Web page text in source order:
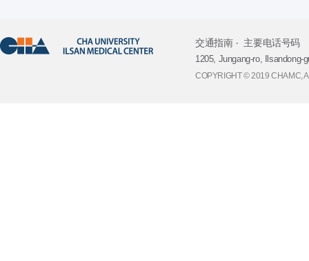
交通指南 主要电话号码
1205, Jungang-ro, Ilsandong-
COPYRIGHT © 2019 CHAMC,